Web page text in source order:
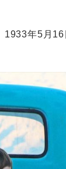
1933年5月